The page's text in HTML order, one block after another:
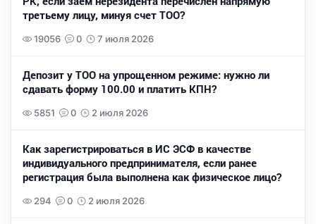
третьему лицу, минуя счет ТОО?
19056 0 7 июля 2026
Депозит у ТОО на упрощенном режиме: нужно ли
сдавать форму 100.00 и платить КПН?
5851 0 2 июля 2026
Как зарегистрироваться в ИС ЭСФ в качестве
индивидуального предпринимателя, если ранее
регистрация была выполнена как физическое лицо?
294 0 2 июля 2026